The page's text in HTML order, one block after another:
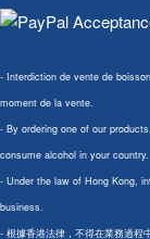
- Interdiction de vente de
moment de la vente.
- By ordering one of our
consume alcohol in your country.
- Under the law of Hong Kong,
business.
- 根據香港法律，不得在業務過程